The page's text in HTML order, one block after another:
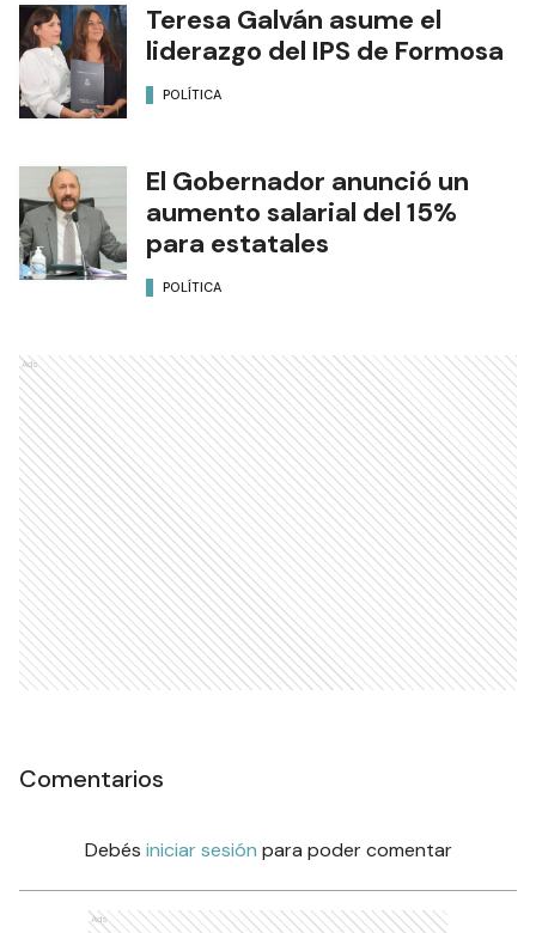
Teresa Galván asume el
liderazgo del IPS de Formosa
POLÍTICA
El Gobernador anunció un
aumento salarial del 15%
para estatales
POLÍTICA
Ads
Comentarios
Debés iniciar sesión para poder comentar
Ads